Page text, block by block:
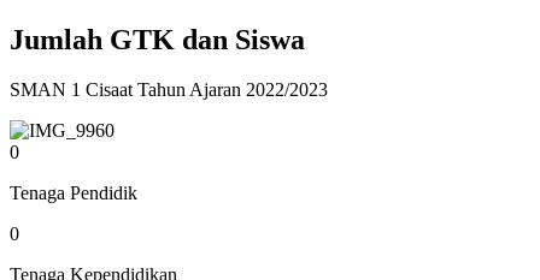
Jumlah GTK dan Siswa
SMAN 1 Cisaat Tahun Ajaran 2022/2023
0
Tenaga Pendidik
0
Tenaga Kependidikan